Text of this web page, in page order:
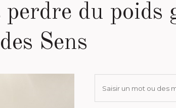
du poids
Sens